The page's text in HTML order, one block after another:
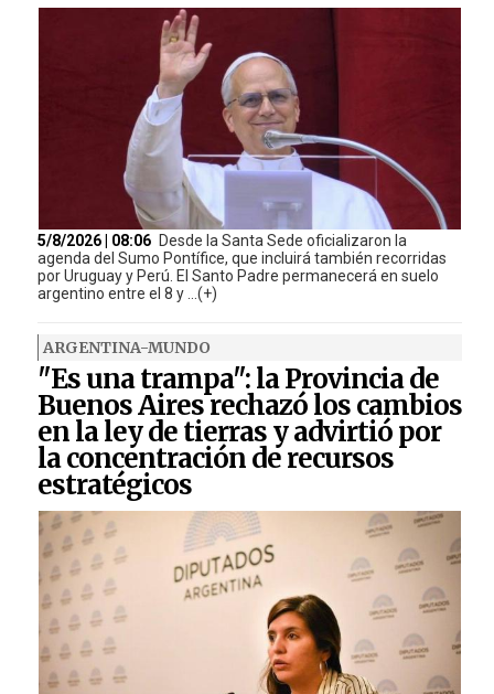
5/8/2026 | 08:06 Desde la Santa Sede oficializaron la
agenda del Sumo Pontífice, que incluirá también recorridas
por Uruguay y Perú. El Santo Padre permanecerá en suelo
argentino entre el 8 y ...(+)
ARGENTINA-MUNDO
"Es una trampa": la Provincia de
Buenos Aires rechazó los cambios
en la ley de tierras y advirtió por
la concentración de recursos
estratégicos